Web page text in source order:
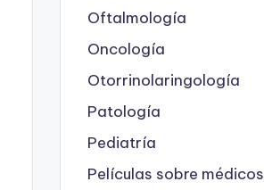
Oftalmología
Oncología
Otorrinolaringología
Patología
Pediatría
Películas sobre médicos